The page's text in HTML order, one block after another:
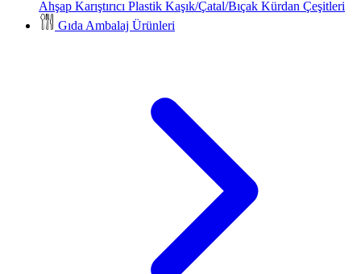
Ahşap Karıştırıcı Plastik Kaşık/Çatal/Bıçak Kürdan Çeşitleri
Gıda Ambalaj Ürünleri